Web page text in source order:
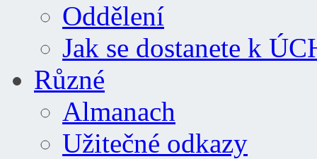
Oddělení
Jak se dostanete k
Různé
Almanach
Užitečné odkazy